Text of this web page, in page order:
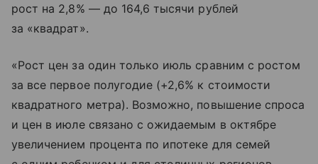
рост на 2,8% — до 164,6 тысячи рублей
за «квадрат».
«Рост цен за один только июль сравним с ростом
за все первое полугодие (+2,6% к стоимости
квадратного метра). Возможно, повышение спроса
и цен в июле связано с ожидаемым в октябре
увеличением процента по ипотеке для семей